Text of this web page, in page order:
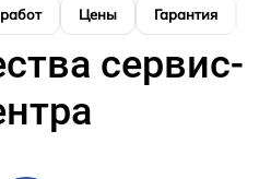
Цены Гарантия
сервис-